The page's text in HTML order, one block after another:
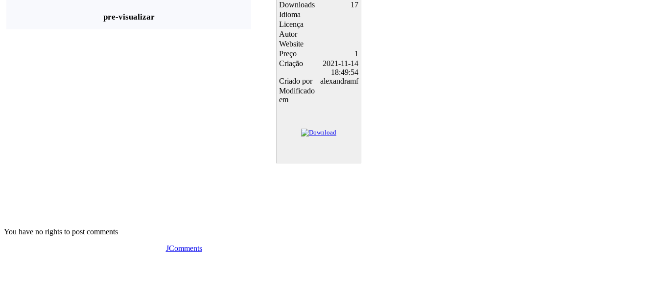
pre-visualizar
Downloads
17
Idioma
Licença
Autor
Website
Preço
1
Criação
2021-11-14
18:49:54
Criado por
alexandramf
Modificado
em
You have no rights to post comments
JComments